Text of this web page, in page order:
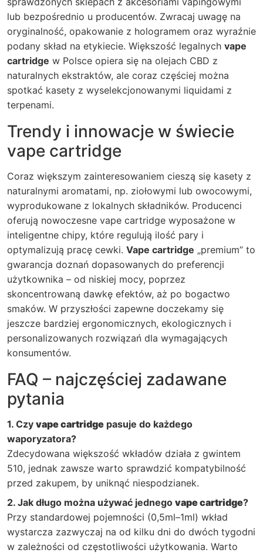
lub bezpośrednio u producentów. Zwracaj uwagę na
oryginalność, opakowanie z hologramem oraz wyraźnie
podany skład na etykiecie. Większość legalnych vape
cartridge w Polsce opiera się na olejach CBD z
naturalnych ekstraktów, ale coraz częściej można
spotkać kasety z wyselekcjonowanymi liquidami z
terpenami.
Trendy i innowacje w świecie
vape cartridge
Coraz większym zainteresowaniem cieszą się kasety z
naturalnymi aromatami, np. ziołowymi lub owocowymi,
wyprodukowane z lokalnych składników. Producenci
oferują nowoczesne vape cartridge wyposażone w
inteligentne chipy, które regulują ilość pary i
optymalizują pracę cewki. Vape cartridge „premium” to
gwarancja doznań dopasowanych do preferencji
użytkownika – od niskiej mocy, poprzez
skoncentrowaną dawkę efektów, aż po bogactwo
smaków. W przyszłości zapewne doczekamy się
jeszcze bardziej ergonomicznych, ekologicznych i
personalizowanych rozwiązań dla wymagających
konsumentów.
FAQ – najczęściej zadawane
pytania
1. Czy vape cartridge pasuje do każdego
waporyzatora?
Zdecydowana większość wkładów działa z gwintem
510, jednak zawsze warto sprawdzić kompatybilność
przed zakupem, by uniknąć niespodzianek.
2. Jak długo można używać jednego vape cartridge?
Przy standardowej pojemności (0,5ml–1ml) wkład
wystarcza zazwyczaj na od kilku dni do dwóch tygodni
w zależności od częstotliwości użytkowania. Warto